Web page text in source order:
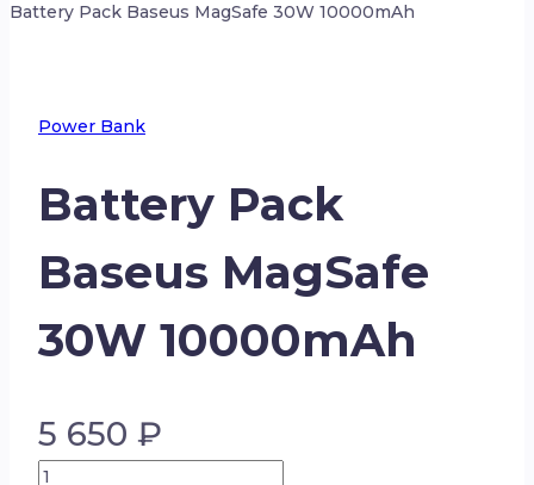
Battery Pack Baseus MagSafe 30W 10000mAh
Power Bank
Battery Pack
Baseus MagSafe
30W 10000mAh
5 650 ₽
Количество